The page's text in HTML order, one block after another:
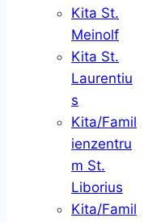
Kita St.
Meinolf
Kita St.
Laurentiu
s
Kita/Famil
ienzentru
m St.
Liborius
Kita/Famil